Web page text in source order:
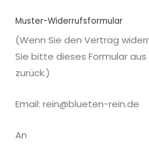
Muster-Widerrufsformular
(Wenn Sie den Vertrag
Sie bitte dieses Formular
zurück.)
Email: rein@blueten-rein.de
An